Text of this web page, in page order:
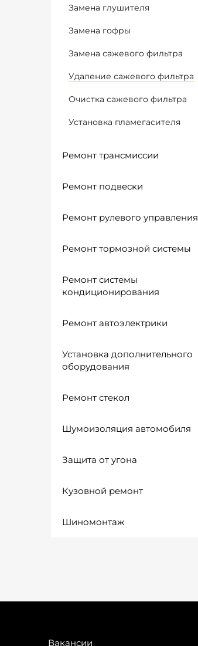
Замена глушителя
Замена гофры
Замена сажевого фильтра
Удаление сажевого фильтра
Очистка сажевого фильтра
Установка пламегасителя
Ремонт трансмиссии
Ремонт подвески
Ремонт рулевого управления
Ремонт тормозной системы
Ремонт системы
кондиционирования
Ремонт автоэлектрики
Установка дополнительного
оборудования
Ремонт стекол
Шумоизоляция автомобиля
Защита от угона
Кузовной ремонт
Шиномонтаж
Вакансии